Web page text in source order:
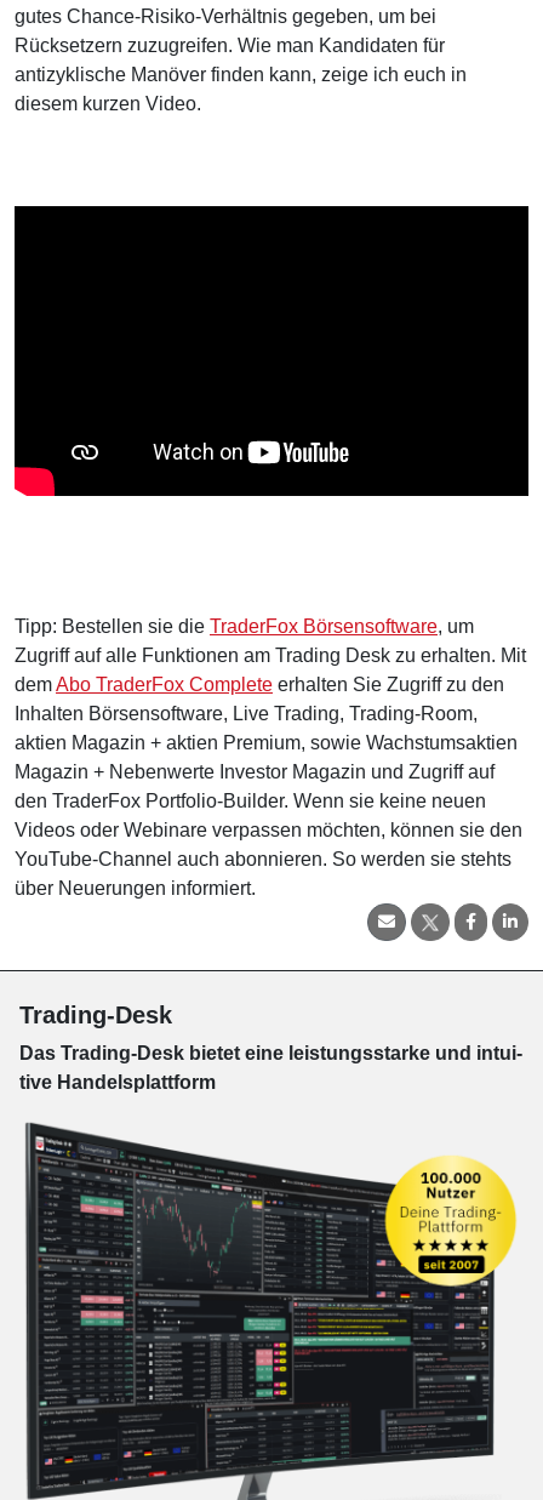
gutes Chance-Risiko-Verhältnis gegeben, um bei
Rücksetzern zuzugreifen. Wie man Kandidaten für
antizyklische Manöver finden kann, zeige ich euch in
diesem kurzen Video.
Tipp: Bestellen sie die TraderFox Börsensoftware, um
Zugriff auf alle Funktionen am Trading Desk zu erhalten. Mit
demAbo TraderFox Complete erhalten Sie Zugriff zu den
Inhalten Börsensoftware, Live Trading, Trading-Room,
aktien Magazin + aktien Premium, sowie Wachstumsaktien
Magazin + Nebenwerte Investor Magazin und Zugriff auf
den TraderFox Portfolio-Builder. Wenn sie keine neuen
Videos oder Webinare verpassen möchten, können sie den
YouTube-Channel auch abonnieren. So werden sie stehts
über Neuerungen informiert.
Trading-Desk
Das Trading-Desk bie­tet eine leis­tungs­star­ke und in­tui­
tive Han­dels­platt­form